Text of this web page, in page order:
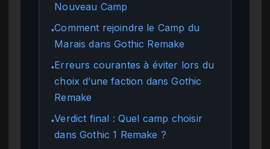
Nouveau Camp
●Comment rejoindre le Camp du
Marais dans Gothic Remake
●Erreurs courantes à éviter lors du
choix d’une faction dans Gothic
Remake
●Verdict final : Quel camp choisir
dans Gothic 1 Remake ?